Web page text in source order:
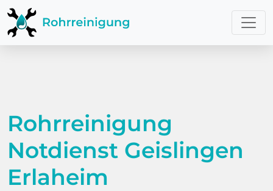
Rohrreinigung
Notdienst Geislingen
Erlaheim